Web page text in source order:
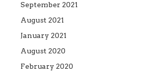
September 2021
August 2021
January 2021
August 2020
February 2020